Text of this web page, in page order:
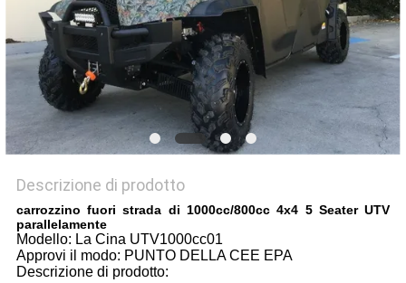
Descrizione di prodotto
carrozzino fuori strada di 1000cc/800cc 4x4 5 Seater UTV
parallelamente
Modello: La Cina UTV1000cc01
Approvi il modo: PUNTO DELLA CEE EPA
Descrizione di prodotto: